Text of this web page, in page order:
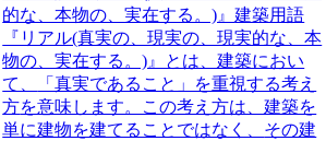
的な、本物の、実在する。)』建築用語
『リアル(真実の、現実の、現実的な、本
物の、実在する。)』とは、建築におい
て、
「真実であること」を重視する考え
方を意味します。この考え方は、建築を
単に建物を建てることではなく、 その建